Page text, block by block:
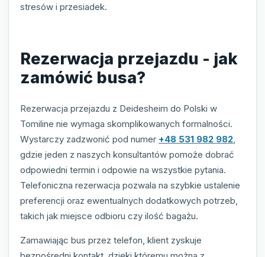
stresów i przesiadek.
Rezerwacja przejazdu - jak
zamówić busa?
Rezerwacja przejazdu z Deidesheim do Polski w
Tomiline nie wymaga skomplikowanych formalności.
Wystarczy zadzwonić pod numer +48 531 982 982
gdzie jeden z naszych konsultantów pomoże dobrać
odpowiedni termin i odpowie na wszystkie pytania.
Telefoniczna rezerwacja pozwala na szybkie ustalenie
preferencji oraz ewentualnych dodatkowych potrzeb,
takich jak miejsce odbioru czy ilość bagażu.
Zamawiając bus przez telefon, klient zyskuje